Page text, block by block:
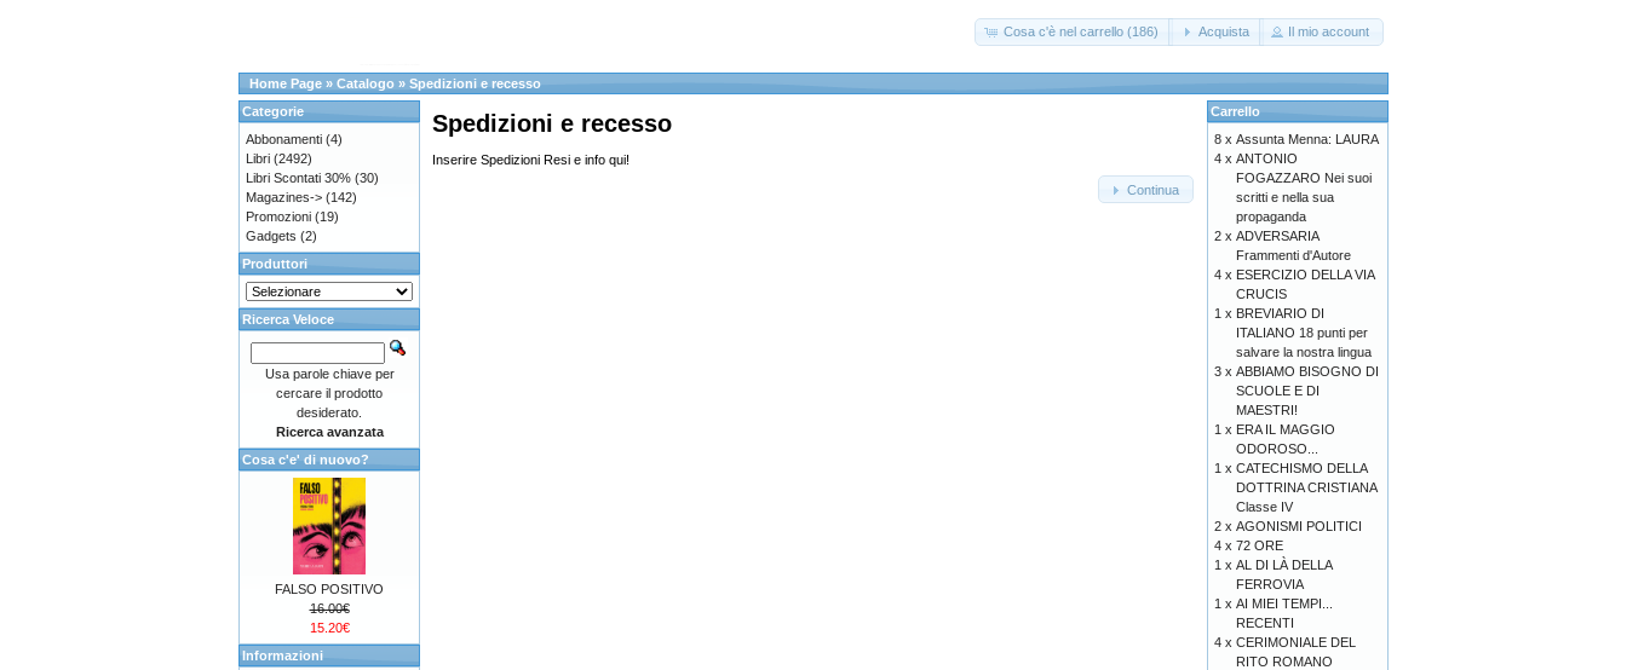
Cosa c'è nel carrello (186) Acquista Il mio account
Home Page » Catalogo » Spedizioni e recesso
Spedizioni e recesso
Inserire Spedizioni Resi e info qui!
Continua
Categorie
Abbonamenti (4)
Libri (2492)
Libri Scontati 30% (30)
Magazines-> (142)
Promozioni (19)
Gadgets (2)
Produttori
Ricerca Veloce
Usa parole chiave per
cercare il prodotto
desiderato.
Ricerca avanzata
Cosa c'e' di nuovo?
FALSO POSITIVO
16.00€
15.20€
Informazioni
Carrello
8 x Assunta Menna: LAURA
4 x ANTONIO
FOGAZZARO Nei suoi
scritti e nella sua
propaganda
2 x ADVERSARIA
Frammenti d'Autore
4 x ESERCIZIO DELLA VIA
CRUCIS
1 x BREVIARIO DI
ITALIANO 18 punti per
salvare la nostra lingua
3 x ABBIAMO BISOGNO DI
SCUOLE E DI
MAESTRI!
1 x ERA IL MAGGIO
ODOROSO...
1 x CATECHISMO DELLA
DOTTRINA CRISTIANA
Classe IV
2 x AGONISMI POLITICI
4 x 72 ORE
1 x AL DI LÀ DELLA
FERROVIA
1 x AI MIEI TEMPI...
RECENTI
4 x CERIMONIALE DEL
RITO ROMANO